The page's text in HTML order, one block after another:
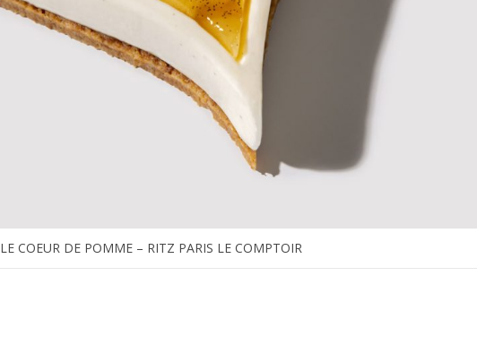
LE COEUR DE POMME – RITZ PARIS LE COMPTOIR